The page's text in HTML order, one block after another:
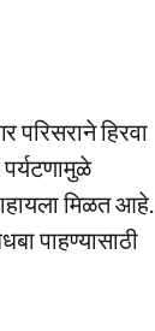
हिरवा
मिळत आहे.
पाहण्यासाठी